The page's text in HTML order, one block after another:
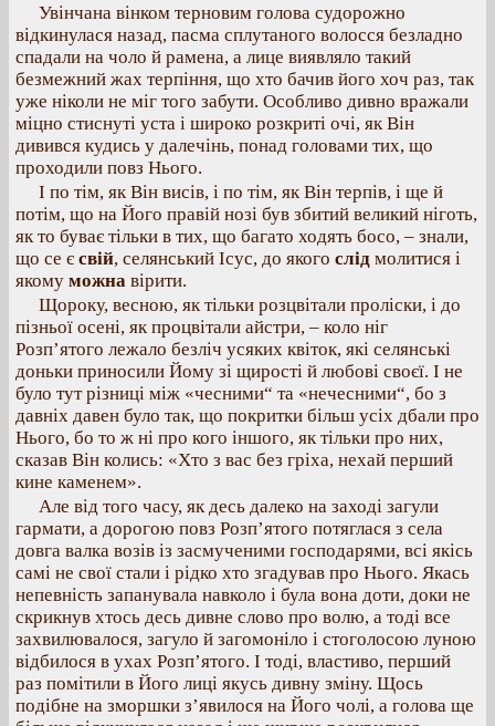
Увінчана вінком терновим голова судорожно
відкинулася назад, пасма сплутаного волосся безладно
спадали на чоло й рамена, а лице виявляло такий
безмежний жах терпіння, що хто бачив його хоч раз, так
уже ніколи не міг того забути. Особливо дивно вражали
міцно стиснуті уста і широко розкриті очі, як Він
дивився кудись у далечінь, понад головами тих, що
проходили повз Нього.
І по тім, як Він висів, і по тім, як Він терпів, і ще й
потім, що на Його правій нозі був збитий великий ніготь,
як то буває тільки в тих, що багато ходять босо, – знали,
що се є свій, селянський Ісус, до якого слід молитися і
якому можна вірити.
Щороку, весною, як тільки розцвітали проліски, і до
пізньої осені, як процвітали айстри, – коло ніг
Розп’ятого лежало безліч усяких квіток, які селянські
доньки приносили Йому зі щирості й любові своєї. І не
було тут різниці між «чесними“ та «нечесними“, бо з
давніх давен було так, що покритки більш усіх дбали про
Нього, бо то ж ні про кого іншого, як тільки про них,
сказав Він колись: «Хто з вас без гріха, нехай перший
кине каменем».
Але від того часу, як десь далеко на заході загули
гармати, а дорогою повз Розп’ятого потяглася з села
довга валка возів із засмученими господарями, всі якісь
самі не свої стали і рідко хто згадував про Нього. Якась
непевність запанувала навколо і була вона доти, доки не
скрикнув хтось десь дивне слово про волю, а тоді все
захвилювалося, загуло й загомоніло і стоголосою луною
відбилося в ухах Розп’ятого. І тоді, властиво, перший
раз помітили в Його лиці якусь дивну зміну. Щось
подібне на зморшки з’явилося на Його чолі, а голова ще